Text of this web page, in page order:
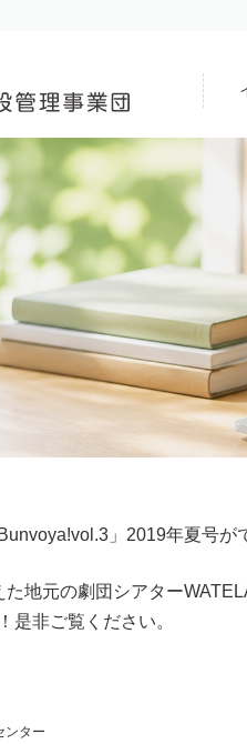
」2019年夏号が
地元の劇団シアター
是非ご覧ください。
ンター